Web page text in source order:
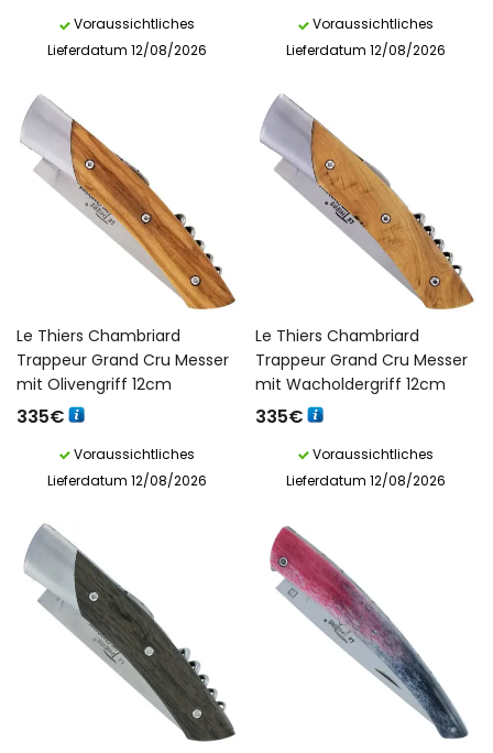
Voraussichtliches
Lieferdatum 12/08/2026
Voraussichtliches
Lieferdatum 12/08/2026
Le Thiers Chambriard
Trappeur Grand Cru Messer
mit Olivengriff 12cm
335€
Voraussichtliches
Lieferdatum 12/08/2026
Le Thiers Chambriard
Trappeur Grand Cru Messer
mit Wacholdergriff 12cm
335€
Voraussichtliches
Lieferdatum 12/08/2026